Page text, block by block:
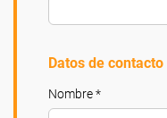
Datos de contacto
Nombre *